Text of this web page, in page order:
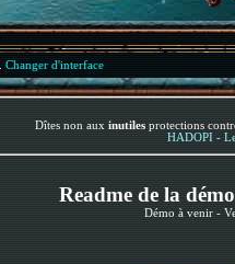
Changer d'interface
Dîtes non aux inutiles protections
HADOPI -
Readme de la
Démo à venir -